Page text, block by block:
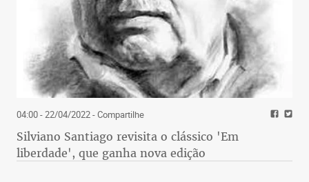
04:00 - 22/04/2022- Compartilhe
Silviano Santiago revisita o clássico 'Em
liberdade', que ganha nova edição